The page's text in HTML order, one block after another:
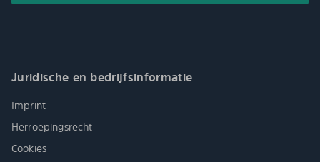
Juridische en bedrijfsinformatie
Imprint
Herroepingsrecht
Cookies